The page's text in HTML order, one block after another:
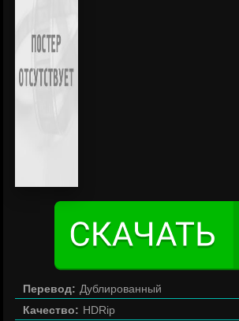
Перевод: Дублированный
Качество: HDRip